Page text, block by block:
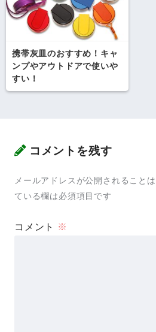
携帯灰皿のおすすめ！キャ
ンプやアウトドアで使いや
すい！
コメントを残す
メールアドレスが公開されることは
ている欄は必須項目です
コメント ※